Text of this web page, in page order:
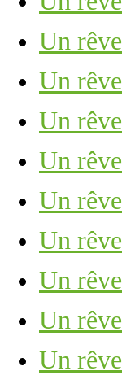
Un rêve
Un rêve
Un rêve
Un rêve
Un rêve
Un rêve
Un rêve
Un rêve
Un rêve